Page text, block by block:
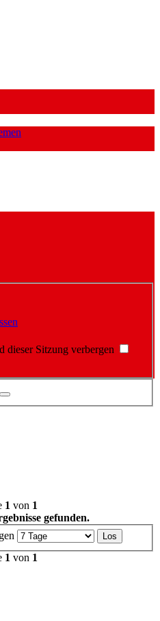
dieser Sitzung verbergen
1 von 1
gefunden.
1 von 1